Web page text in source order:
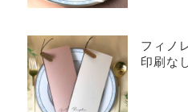
フィノ
印刷な